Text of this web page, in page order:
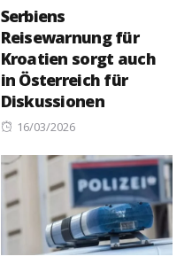
Serbiens
Reisewarnung für
Kroatien sorgt auch
in Österreich für
Diskussionen
Posted
16/03/2026